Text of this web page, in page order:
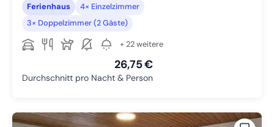
Ferienhaus
4× Einzelzimmer
3× Doppelzimmer (2 Gäste)
+ 22 weitere
26,75 €
Durchschnitt pro Nacht & Person